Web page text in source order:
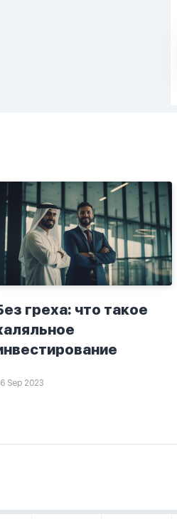
греха: что такое
Sep 2023